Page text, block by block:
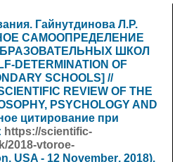
Гайнутдинова Л.Р.
САМООПРЕДЕЛЕНИЕ
ШКОЛ
DETERMINATION OF
SCHOOLS] //
REVIEW OF THE
PSYCHOLOGY AND
цитирование при
https://scientific-
2018-vtoroe-
USA - 12 November, 2018).